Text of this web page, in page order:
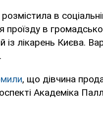
в
в
лікарень Києва.
, що дівчина
Академіка